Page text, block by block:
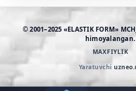
© 2001–2025 «ELASTIK FORM»
himoyalangan.
MAXFIYLIK
Yaratuvchi